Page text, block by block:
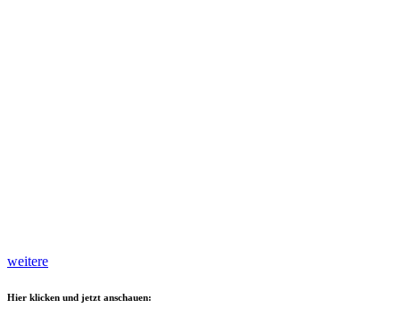
weitere
Hier klicken und jetzt anschauen: